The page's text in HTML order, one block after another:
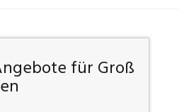
für Groß